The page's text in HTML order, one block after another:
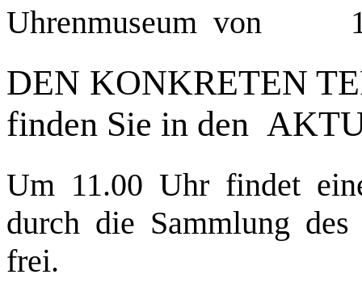
Uhrenmuseum von 11
DEN KONKRETEN
finden Sie in den
Um 11.00 Uhr findet
durch die Sammlung
frei.